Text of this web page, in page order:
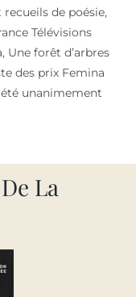
de poésie,
Télévisions
Une forêt d’arbres
des prix Femina
été unanimement
La